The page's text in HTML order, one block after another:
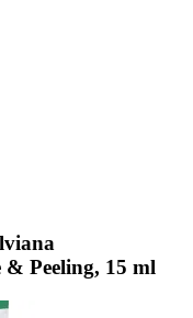
Peeling, 15 ml